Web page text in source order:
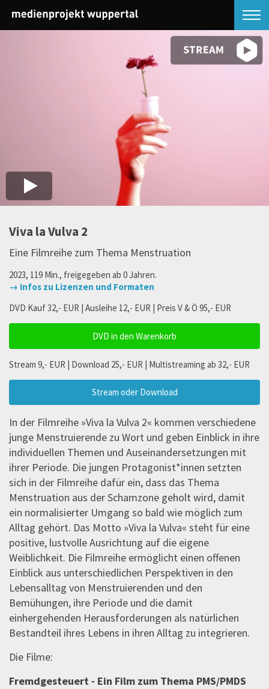
Viva la Vulva 2
Eine Filmreihe zum Thema Menstruation
2023, 119 Min., freigegeben ab 0 Jahren.
→ Infos zu Lizenzen und Formaten
DVD Kauf 32,- EUR | Ausleihe 12,- EUR | Preis V & Ö 95,- EUR
DVD in den Warenkorb
Stream 9,- EUR | Download 25,- EUR | Multistreaming ab 32,- EUR
Stream oder Download
In der Filmreihe »Viva la Vulva 2« kommen verschiedene
junge Menstruierende zu Wort und geben Einblick in ihre
individuellen Themen und Auseinandersetzungen mit
ihrer Periode. Die jungen Protagonist*innen setzten
sich in der Filmreihe dafür ein, dass das Thema
Menstruation aus der Schamzone geholt wird, damit
ein normalisierter Umgang so bald wie möglich zum
Alltag gehört. Das Motto »Viva la Vulva« steht für eine
positive, lustvolle Ausrichtung auf die eigene
Weiblichkeit. Die Filmreihe ermöglicht einen offenen
Einblick aus unterschiedlichen Perspektiven in den
Lebensalltag von Menstruierenden und den
Bemühungen, ihre Periode und die damit
einhergehenden Herausforderungen als natürlichen
Bestandteil ihres Lebens in ihren Alltag zu integrieren.
Die Filme:
Fremdgesteuert - Ein Film zum Thema PMS/PMDS